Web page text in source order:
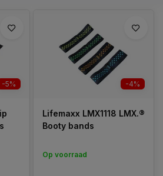
-5% -4%
Lifemaxx LMX1118 LMX.®
Booty bands
Op voorraad